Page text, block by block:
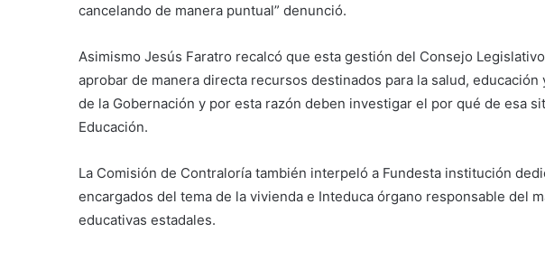
cancelando de manera puntual” denunció.
Asimismo Jesús Faratro recalcó que esta gestión del Consejo
aprobar de manera directa recursos destinados para la salud,
de la Gobernación y por esta razón deben investigar el por qué de esa
Educación.
La Comisión de Contraloría también interpeló a Fundesta institución
encargados del tema de la vivienda e Inteduca órgano responsable del
educativas estadales.